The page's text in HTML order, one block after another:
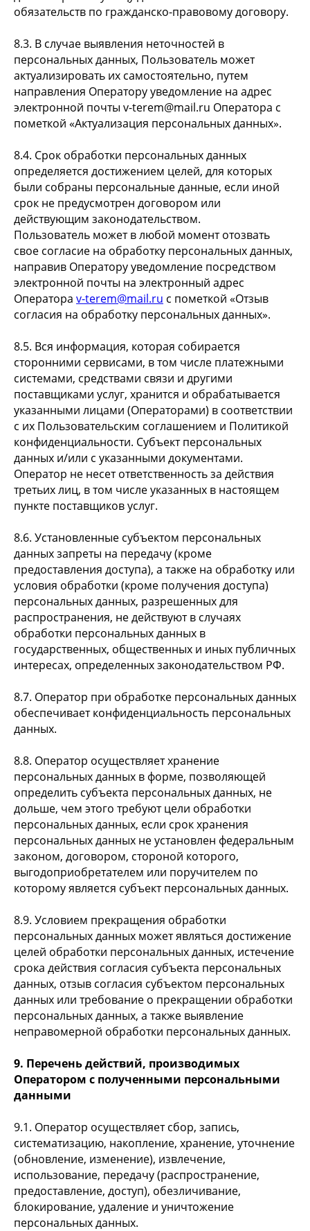
обязательств по гражданско-правовому договору.
8.3. В случае выявления неточностей в
персональных данных, Пользователь может
актуализировать их самостоятельно, путем
направления Оператору уведомление на адрес
электронной почты v-terem@mail.ru Оператора с
пометкой «Актуализация персональных данных».
8.4. Срок обработки персональных данных
определяется достижением целей, для которых
были собраны персональные данные, если иной
срок не предусмотрен договором или
действующим законодательством.
Пользователь может в любой момент отозвать
свое согласие на обработку персональных данных,
направив Оператору уведомление посредством
электронной почты на электронный адрес
Оператора v-terem@mail.ru с пометкой «Отзыв
согласия на обработку персональных данных».
8.5. Вся информация, которая собирается
сторонними сервисами, в том числе платежными
системами, средствами связи и другими
поставщиками услуг, хранится и обрабатывается
указанными лицами (Операторами) в соответствии
с их Пользовательским соглашением и Политикой
конфиденциальности. Субъект персональных
данных и/или с указанными документами.
Оператор не несет ответственность за действия
третьих лиц, в том числе указанных в настоящем
пункте поставщиков услуг.
8.6. Установленные субъектом персональных
данных запреты на передачу (кроме
предоставления доступа), а также на обработку или
условия обработки (кроме получения доступа)
персональных данных, разрешенных для
распространения, не действуют в случаях
обработки персональных данных в
государственных, общественных и иных публичных
интересах, определенных законодательством РФ.
8.7. Оператор при обработке персональных данных
обеспечивает конфиденциальность персональных
данных.
8.8. Оператор осуществляет хранение
персональных данных в форме, позволяющей
определить субъекта персональных данных, не
дольше, чем этого требуют цели обработки
персональных данных, если срок хранения
персональных данных не установлен федеральным
законом, договором, стороной которого,
выгодоприобретателем или поручителем по
которому является субъект персональных данных.
8.9. Условием прекращения обработки
персональных данных может являться достижение
целей обработки персональных данных, истечение
срока действия согласия субъекта персональных
данных, отзыв согласия субъектом персональных
данных или требование о прекращении обработки
персональных данных, а также выявление
неправомерной обработки персональных данных.
9. Перечень действий, производимых
Оператором с полученными персональными
данными
9.1. Оператор осуществляет сбор, запись,
систематизацию, накопление, хранение, уточнение
(обновление, изменение), извлечение,
использование, передачу (распространение,
предоставление, доступ), обезличивание,
блокирование, удаление и уничтожение
персональных данных.